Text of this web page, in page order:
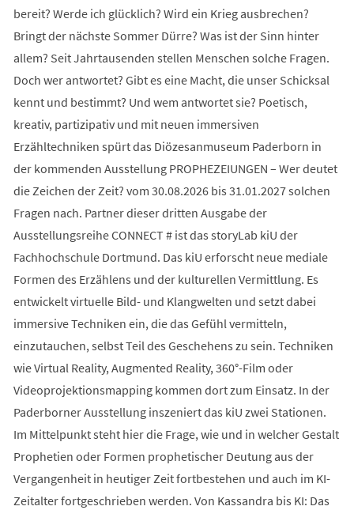
bereit? Werde ich glücklich? Wird ein Krieg ausbrechen?
Bringt der nächste Sommer Dürre? Was ist der Sinn hinter
allem? Seit Jahrtausenden stellen Menschen solche Fragen.
Doch wer antwortet? Gibt es eine Macht, die unser Schicksal
kennt und bestimmt? Und wem antwortet sie? Poetisch,
kreativ, partizipativ und mit neuen immersiven
Erzähltechniken spürt das Diözesanmuseum Paderborn in
der kommenden Ausstellung PROPHEZEIUNGEN – Wer deutet
die Zeichen der Zeit? vom 30.08.2026 bis 31.01.2027 solchen
Fragen nach. Partner dieser dritten Ausgabe der
Ausstellungsreihe CONNECT # ist das storyLab kiU der
Fachhochschule Dortmund. Das kiU erforscht neue mediale
Formen des Erzählens und der kulturellen Vermittlung. Es
entwickelt virtuelle Bild- und Klangwelten und setzt dabei
immersive Techniken ein, die das Gefühl vermitteln,
einzutauchen, selbst Teil des Geschehens zu sein. Techniken
wie Virtual Reality, Augmented Reality, 360°-Film oder
Videoprojektionsmapping kommen dort zum Einsatz. In der
Paderborner Ausstellung inszeniert das kiU zwei Stationen.
Im Mittelpunkt steht hier die Frage, wie und in welcher Gestalt
Prophetien oder Formen prophetischer Deutung aus der
Vergangenheit in heutiger Zeit fortbestehen und auch im KI-
Zeitalter fortgeschrieben werden. Von Kassandra bis KI: Das